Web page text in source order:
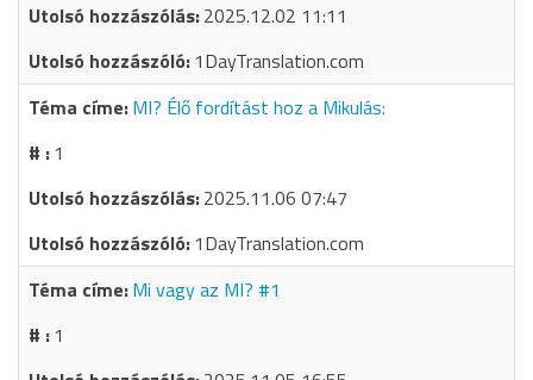
2025.12.02 11:11
1DayTranslation.com
MI? Élő fordítást hoz a Mikulás:
1
2025.11.06 07:47
1DayTranslation.com
Mi vagy az MI? #1
1